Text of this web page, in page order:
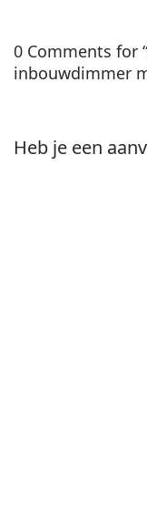
0 Comments for
inbouwdimmer
Heb je een